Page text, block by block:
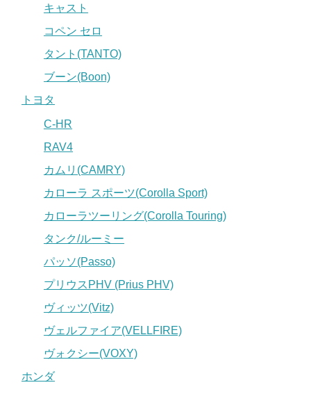
キャスト
コペン セロ
タント(TANTO)
ブーン(Boon)
トヨタ
C-HR
RAV4
カムリ(CAMRY)
カローラ スポーツ(Corolla Sport)
カローラツーリング(Corolla Touring)
タンク/ルーミー
パッソ(Passo)
プリウスPHV (Prius PHV)
ヴィッツ(Vitz)
ヴェルファイア(VELLFIRE)
ヴォクシー(VOXY)
ホンダ